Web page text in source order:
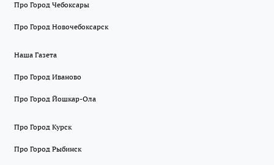
Про Город Чебоксары
Про Город Новочебоксарск
Наша Газета
Про Город Иваново
Про Город Йошкар-Ола
Про Город Курск
Про Город Рыбинск